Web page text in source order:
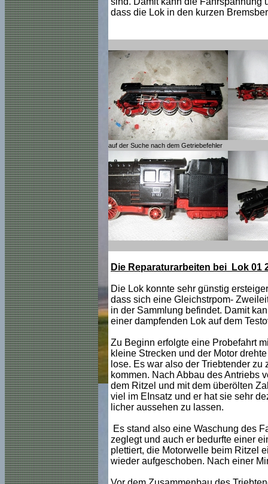
dass die Lok in den kurzen
auf der Suche nach dem Getriebefehler
Die Reparaturarbeiten bei Lok 01
Die Lok konnte sehr günstig
dass sich eine Gleichstrpom-
in der Sammlung befindet. Damit
einer dampfenden Lok auf dem
Zu Beginn erfolgte eine Probefahrt
kleine Strecken und der Motor
lose. Es war also der Triebtender
kommen. Nach Abbau des Antriebs
dem Ritzel und mit dem überölten
viel im EInsatz und er hat sie sehr
licher aussehen zu lassen.
Es stand also eine Waschung des
zeglegt und auch er bedurfte einer
plettiert, die Motorwelle beim Ritzel
wieder aufgeschoben. Nach einer